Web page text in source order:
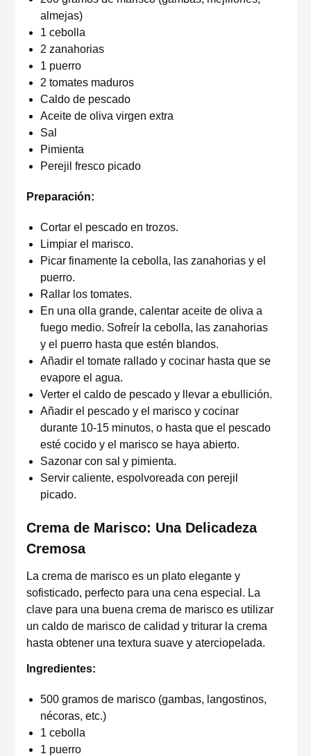
almejas)
1 cebolla
2 zanahorias
1 puerro
2 tomates maduros
Caldo de pescado
Aceite de oliva virgen extra
Sal
Pimienta
Perejil fresco picado
Preparación:
Cortar el pescado en trozos.
Limpiar el marisco.
Picar finamente la cebolla, las zanahorias y el
puerro.
Rallar los tomates.
En una olla grande, calentar aceite de oliva a
fuego medio. Sofreír la cebolla, las zanahorias
y el puerro hasta que estén blandos.
Añadir el tomate rallado y cocinar hasta que se
evapore el agua.
Verter el caldo de pescado y llevar a ebullición.
Añadir el pescado y el marisco y cocinar
durante 10-15 minutos, o hasta que el pescado
esté cocido y el marisco se haya abierto.
Sazonar con sal y pimienta.
Servir caliente, espolvoreada con perejil
picado.
Crema de Marisco: Una Delicadeza
Cremosa
La crema de marisco es un plato elegante y
sofisticado, perfecto para una cena especial. La
clave para una buena crema de marisco es utilizar
un caldo de marisco de calidad y triturar la crema
hasta obtener una textura suave y aterciopelada.
Ingredientes:
500 gramos de marisco (gambas, langostinos,
nécoras, etc.)
1 cebolla
1 puerro